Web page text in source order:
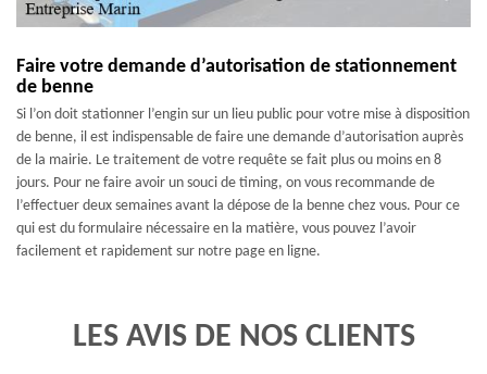
Faire votre demande d’autorisation de stationnement
de benne
Si l’on doit stationner l’engin sur un lieu public pour votre mise à disposition
de benne, il est indispensable de faire une demande d’autorisation auprès
de la mairie. Le traitement de votre requête se fait plus ou moins en 8
jours. Pour ne faire avoir un souci de timing, on vous recommande de
l’effectuer deux semaines avant la dépose de la benne chez vous. Pour ce
qui est du formulaire nécessaire en la matière, vous pouvez l’avoir
facilement et rapidement sur notre page en ligne.
LES AVIS DE NOS CLIENTS